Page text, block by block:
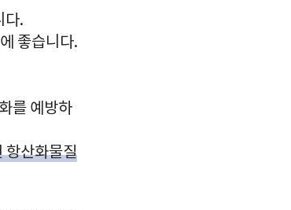
다.
좋습니다.
를 예방하
항산화물질